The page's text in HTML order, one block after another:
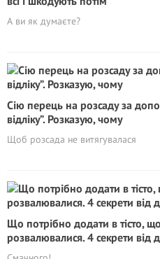
А ви як думаєте?
Сію перець на розсаду за
відліку”. Розказую, чому
Щоб розсада не витягувалася
Що потрібно додати в тісто,
розвалювалися. 4 секрети від